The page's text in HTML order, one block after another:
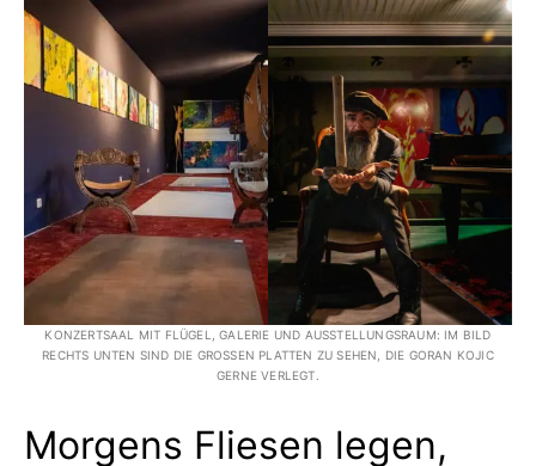
KONZERTSAAL MIT FLÜGEL, GALERIE UND AUSSTELLUNGSRAUM: IM BILD
RECHTS UNTEN SIND DIE GROSSEN PLATTEN ZU SEHEN, DIE GORAN KOJIC G
ERNE VERLEGT.
Morgens Fliesen legen,